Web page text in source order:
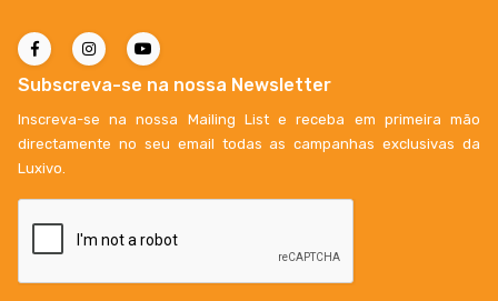
Subscreva-se na nossa Newsletter
Inscreva-se na nossa Mailing List e receba em primeira mão
directamente no seu email todas as campanhas exclusivas da
Luxivo.